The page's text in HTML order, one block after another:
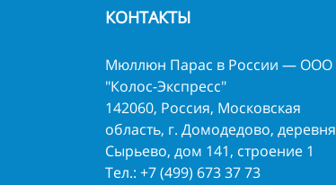
КОНТАКТЫ
Мюллюн Парас в России — ООО
"Колос-Экспресс"
142060, Россия, Московская
область, г. Домодедово, деревня
Сырьево, дом 141, строение 1
Тел.: +7 (499) 673 37 73